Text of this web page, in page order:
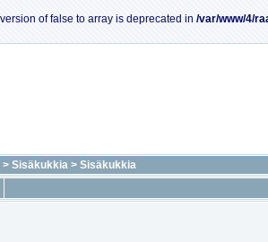
of false to array is deprecated in /var/www/4/
> Sisäkukkia > Sisäkukkia